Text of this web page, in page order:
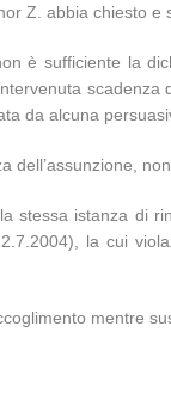
Z. abbia chiesto
è sufficiente la
da alcuna
dell’assunzione,
stessa istanza di
la cui
mentre